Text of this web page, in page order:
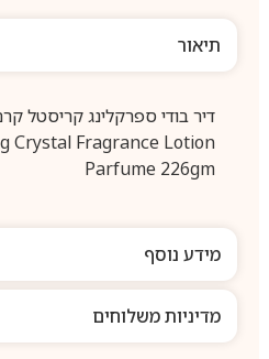
תיאור
Crystal Fragrance Lotion
Parfume 226gm
מידע נוסף
מדיניות משלוחים